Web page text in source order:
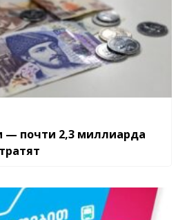
— почти 2,3 миллиарда